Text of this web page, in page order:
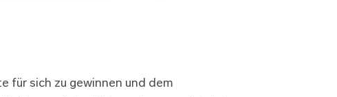
für sich zu gewinnen und dem